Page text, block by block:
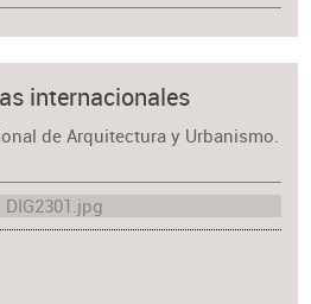
internacionales
de Arquitectura y Urbanismo.